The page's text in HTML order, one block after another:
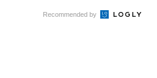
Recommended by